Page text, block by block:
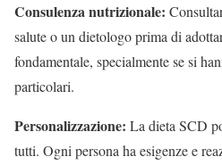
Consulenza nutrizionale:
salute o un dietologo prima di
fondamentale, specialmente se si
particolari.
Personalizzazione: La dieta SCD
tutti. Ogni persona ha esigenze e